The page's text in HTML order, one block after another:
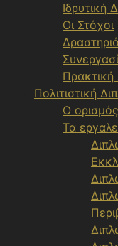
Ιδρυτική
Οι Στόχοι
Πολιτιστική
Ο
Τα